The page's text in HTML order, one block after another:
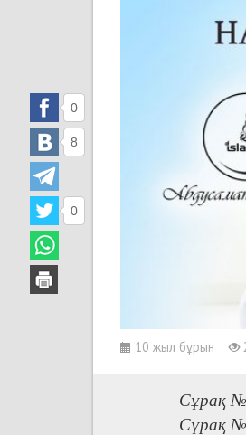
10 жыл бұрын
0
8
0
Сұрақ
Сұрақ